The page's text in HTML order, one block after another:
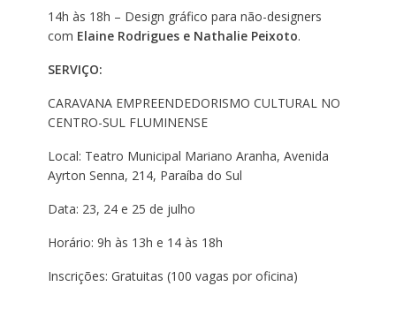
14h às 18h – Design gráfico para não-designers
com Elaine Rodrigues e Nathalie Peixoto.
SERVIÇO:
CARAVANA EMPREENDEDORISMO CULTURAL NO
CENTRO-SUL FLUMINENSE
Local: Teatro Municipal Mariano Aranha, Avenida
Ayrton Senna, 214, Paraíba do Sul
Data: 23, 24 e 25 de julho
Horário: 9h às 13h e 14 às 18h
Inscrições: Gratuitas (100 vagas por oficina)